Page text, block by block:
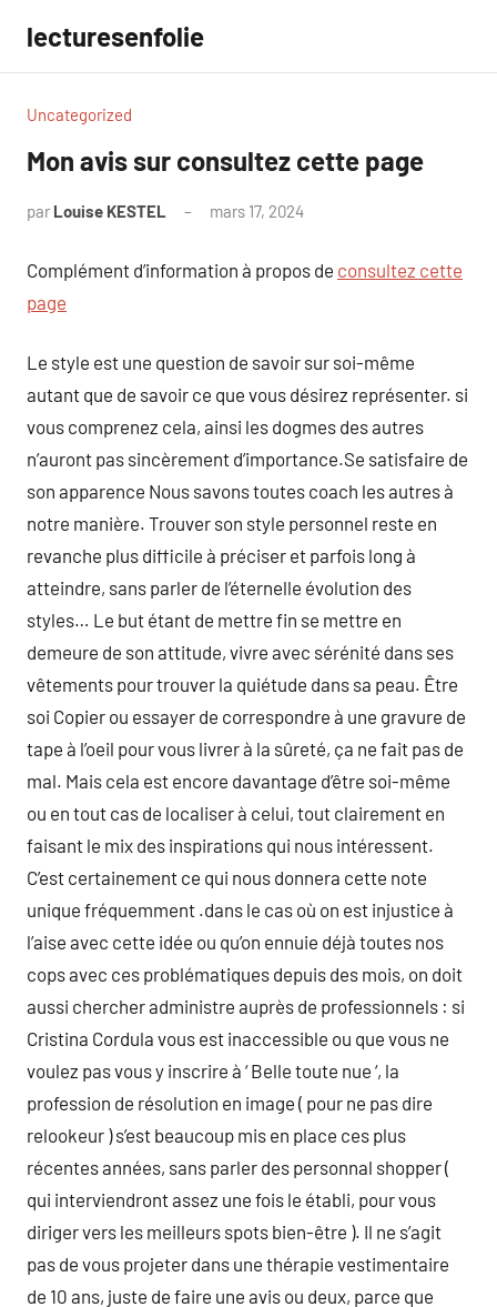
contenu
lecturesenfolie
Uncategorized
Mon avis sur consultez cette page
par Louise KESTEL mars 17, 2024
Complément d’information à propos de consultez cette
page
Le style est une question de savoir sur soi-même
autant que de savoir ce que vous désirez représenter. si
vous comprenez cela, ainsi les dogmes des autres
n’auront pas sincèrement d’importance.Se satisfaire de
son apparence Nous savons toutes coach les autres à
notre manière. Trouver son style personnel reste en
revanche plus difficile à préciser et parfois long à
atteindre, sans parler de l’éternelle évolution des
styles… Le but étant de mettre fin se mettre en
demeure de son attitude, vivre avec sérénité dans ses
vêtements pour trouver la quiétude dans sa peau. Être
soi Copier ou essayer de correspondre à une gravure de
tape à l’oeil pour vous livrer à la sûreté, ça ne fait pas de
mal. Mais cela est encore davantage d’être soi-même
ou en tout cas de localiser à celui, tout clairement en
faisant le mix des inspirations qui nous intéressent.
C’est certainement ce qui nous donnera cette note
unique fréquemment .dans le cas où on est injustice à
l’aise avec cette idée ou qu’on ennuie déjà toutes nos
cops avec ces problématiques depuis des mois, on doit
aussi chercher administre auprès de professionnels : si
Cristina Cordula vous est inaccessible ou que vous ne
voulez pas vous y inscrire à ‘ Belle toute nue ‘, la
profession de résolution en image ( pour ne pas dire
relookeur ) s’est beaucoup mis en place ces plus
récentes années, sans parler des personnal shopper (
qui interviendront assez une fois le établi, pour vous
diriger vers les meilleurs spots bien-être ). Il ne s’agit
pas de vous projeter dans une thérapie vestimentaire
de 10 ans, juste de faire une avis ou deux, parce que